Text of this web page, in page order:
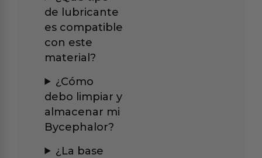
de lubricante
es compatible
con este
material?
¿Cómo
debo limpiar y
almacenar mi
Bycephalor?
¿La base